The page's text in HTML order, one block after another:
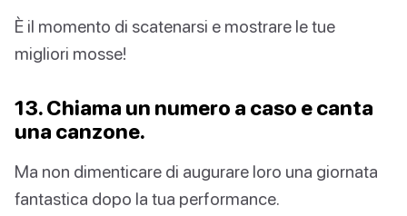
È il momento di scatenarsi e mostrare le tue
migliori mosse!
13. Chiama un numero a caso e canta
una canzone.
Ma non dimenticare di augurare loro una giornata
fantastica dopo la tua performance.